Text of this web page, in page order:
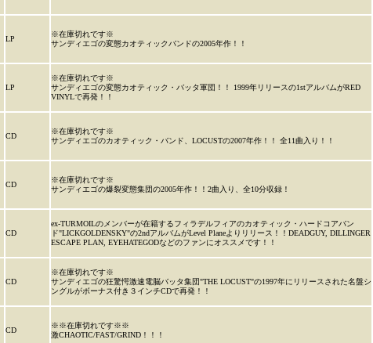
LP
※在庫切れです※
サンディエゴの変態カオティックバンドの2005年作！！
LP
※在庫切れです※
サンディエゴの変態カオティック・バッタ軍団！！ 1999年リリースの1stアルバムがRED
VINYLで再発！！
CD
※在庫切れです※
サンディエゴのカオティック・バンド、LOCUSTの2007年作！！ 全11曲入り！！
CD
※在庫切れです※
サンディエゴの爆裂変態集団の2005年作！！2曲入り、全10分収録！
CD
ex-TURMOILのメンバーが在籍するフィラデルフィアのカオティック・ハードコアバン
ド"LICKGOLDENSKY"の2ndアルバムがLevel Planeよりリリース！！DEADGUY, DILLINGER
ESCAPE PLAN, EYEHATEGODなどのファンにオススメです！！
CD
※在庫切れです※
サンディエゴの狂驚愕激速電脳バッタ集団"THE LOCUST"の1997年にリリースされた名盤シ
ングルがボーナス付き３インチCDで再発！！
CD
※※在庫切れです※※
激CHAOTIC/FAST/GRIND！！！